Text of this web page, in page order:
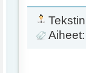
Aiheet: